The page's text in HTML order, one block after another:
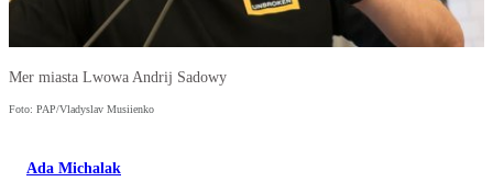
Mer miasta Lwowa Andrij Sadowy
Foto: PAP/Vladyslav Musiienko
Ada Michalak